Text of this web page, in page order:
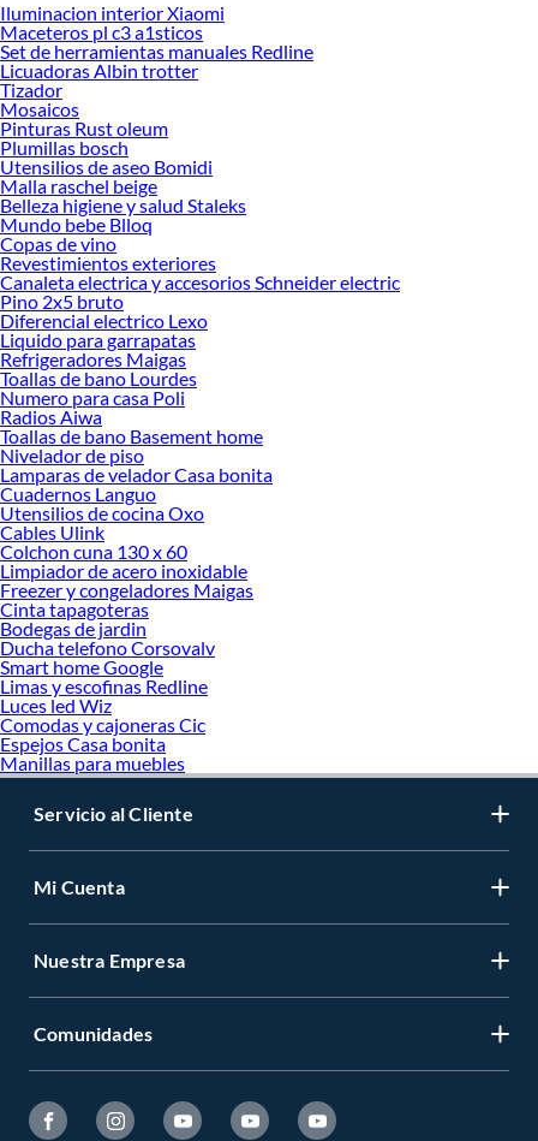
Desde remodelaciones hasta proyectos de decoración, estamos aquí para hacer
tus ideas realidad. ¡Visítanos y encuentra todo lo que tenemos para ofrecerte en
Muebles!
Explora la variedad de productos de Muebles en Sodimac
Herramientas, materiales y accesorios de calidad para tus proyectos y
renovación de espacios. ¡Visítanos y descubre todo lo que tenemos para
ofrecerte!
Encuentra una amplia variedad de productos de Muebles en Sodimac.
Encuentra todo lo necesario para tus proyectos de renovación y decoración.
¡Visítanos y haz tus ideas realidad!
Iluminacion interior Xiaomi
Maceteros pl c3 a1sticos
Set de herramientas manuales Redline
Licuadoras Albin trotter
Tizador
Mosaicos
Pinturas Rust oleum
Plumillas bosch
Utensilios de aseo Bomidi
Malla raschel beige
Belleza higiene y salud Staleks
Mundo bebe Blloq
Copas de vino
Revestimientos exteriores
Canaleta electrica y accesorios Schneider electric
Pino 2x5 bruto
Diferencial electrico Lexo
Liquido para garrapatas
Refrigeradores Maigas
Toallas de bano Lourdes
Numero para casa Poli
Radios Aiwa
Toallas de bano Basement home
Nivelador de piso
Lamparas de velador Casa bonita
Cuadernos Languo
Utensilios de cocina Oxo
Cables Ulink
Colchon cuna 130 x 60
Limpiador de acero inoxidable
Freezer y congeladores Maigas
Cinta tapagoteras
Bodegas de jardin
Ducha telefono Corsovalv
Smart home Google
Limas y escofinas Redline
Luces led Wiz
Comodas y cajoneras Cic
Espejos Casa bonita
Manillas para muebles
Servicio al Cliente
Mi Cuenta
Nuestra Empresa
Comunidades